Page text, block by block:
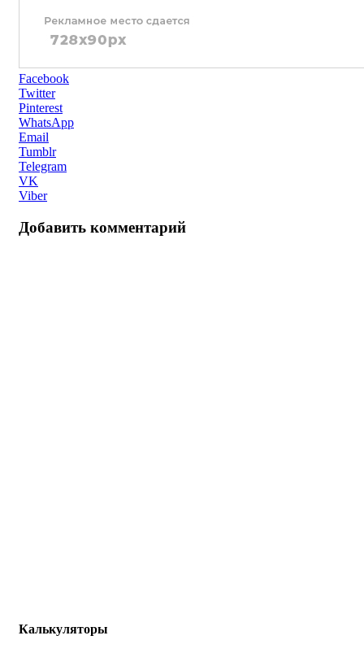
Facebook
Twitter
Pinterest
WhatsApp
Email
Tumblr
Telegram
VK
Viber
Добавить комментарий
Калькуляторы